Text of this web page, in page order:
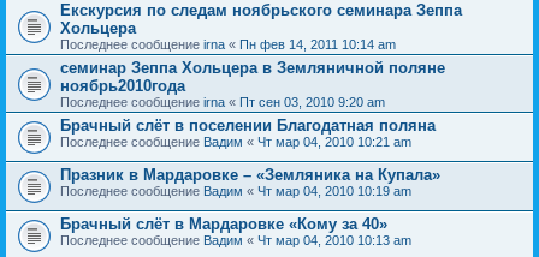
Екскурсия по следам ноябрьского семинара Зеппа
Хольцера
Последнее сообщение irna « Пн фев 14, 2011 10:14 am
семинар Зеппа Хольцера в Земляничной поляне
ноябрь2010года
Последнее сообщение irna « Пт сен 03, 2010 9:20 am
Брачный слёт в поселении Благодатная поляна
Последнее сообщение Вадим « Чт мар 04, 2010 10:21 am
Празник в Мардаровке – «Земляника на Купала»
Последнее сообщение Вадим « Чт мар 04, 2010 10:19 am
Брачный слёт в Мардаровке «Кому за 40»
Последнее сообщение Вадим « Чт мар 04, 2010 10:13 am